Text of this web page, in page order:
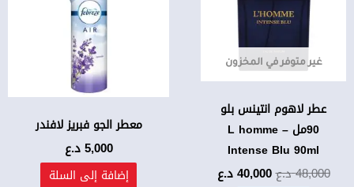
غير متوفر في المخزون
عطر لاهوم انتينس بلو
90مل – L homme
Intense Blu 90ml
48,000د.ع40,000د.ع
معطر الجو فبريز لافندر
5,000د.ع
إضافة إلى السلة